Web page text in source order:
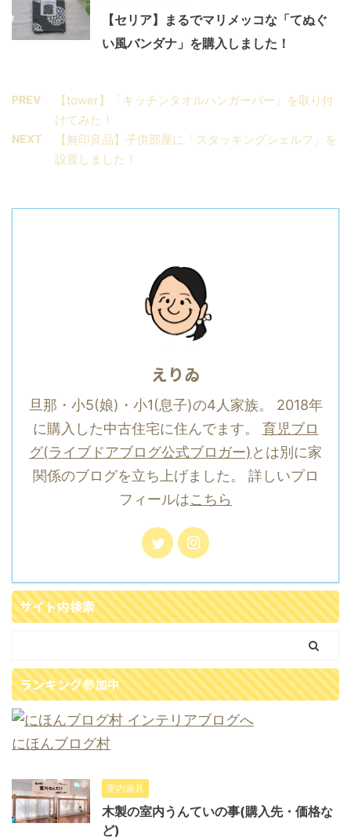
【セリア】まるでマリメッコな「てぬぐ
い風バンダナ」を購入しました！
PREV
【tower】「キッチンタオルハンガーバー」を取り付
けてみた！
NEXT
【無印良品】子供部屋に「スタッキングシェルフ」を
設置しました！
えりゐ
旦那・小5(娘)・小1(息子)の4人家族。 2018年
に購入した中古住宅に住んでます。 育児ブロ
グ(ライブドアブログ公式ブロガー) とは別に家
関係のブログを立ち上げました。 詳しいプロ
フィールはこちら
サイト内検索
ランキング参加中
にほんブログ村
室内遊具
木製の室内うんていの事(購入先・価格な
ど)